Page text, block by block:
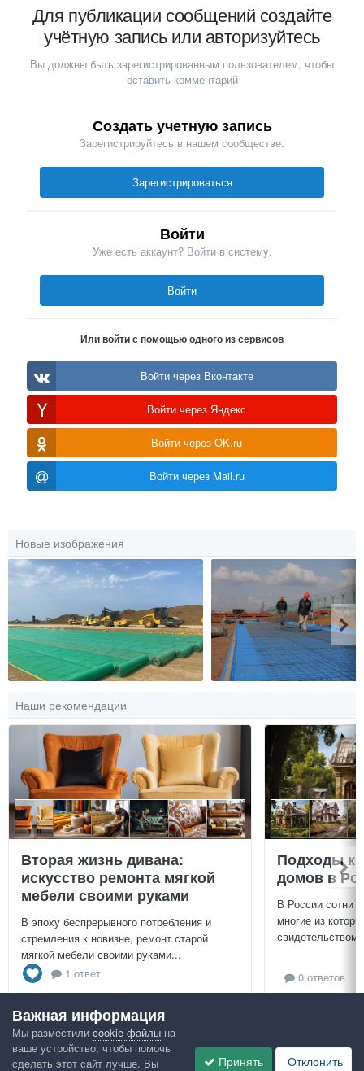
Для публикации сообщений создайте
учётную запись или авторизуйтесь
Вы должны быть зарегистрированным пользователем, чтобы
оставить комментарий
Создать учетную запись
Зарегистрируйтесь в нашем сообществе.
Зарегистрироваться
Войти
Уже есть аккаунт? Войти в систему.
Войти
Или войти с помощью одного из сервисов
Войти через Вконтакте
Войти через Яндекс
Войти через OK.ru
Войти через Mail.ru
Новые изображения
Наши рекомендации
Вторая жизнь дивана:
искусство ремонта мягкой
мебели своими руками
В эпоху беспрерывного потребления и
стремления к новизне, ремонт старой
мягкой мебели своими руками...
1 ответ
Подходы к
домов в
В России сотни
многие из
свидетельством
0 ответов
Посмотреть всё
Важная информация
Мы разместили cookie-файлы на
ваше устройство, чтобы помочь
сделать этот сайт лучше. Вы
Принять Отклонить